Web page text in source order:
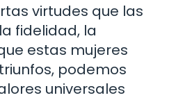
virtudes que las
fidelidad, la
estas mujeres
podemos
universales